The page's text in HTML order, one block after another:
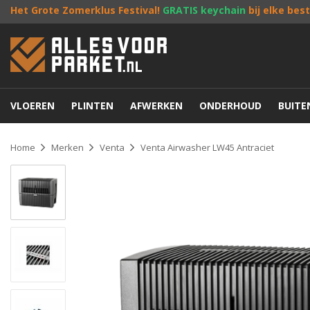
Het Grote Zomerklus Festival! GRATIS keychain bij elke
VLOEREN PLINTEN AFWERKEN ONDERHOUD
Home Merken Venta Venta Airwasher LW45 Antraciet